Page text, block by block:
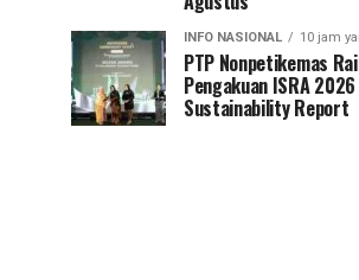
INFO NASIONAL 10 jam
PTP Nonpetikemas
Pengakuan ISRA
Sustainability Report